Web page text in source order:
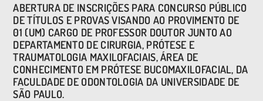
ABERTURA DE INSCRIÇÕES PARA CONCURSO PÚBLICO
DE TÍTULOS E PROVAS VISANDO AO PROVIMENTO DE
01 (UM) CARGO DE PROFESSOR DOUTOR JUNTO AO
DEPARTAMENTO DE CIRURGIA, PRÓTESE E
TRAUMATOLOGIA MAXILOFACIAIS, ÁREA DE
CONHECIMENTO EM PRÓTESE BUCOMAXILOFACIAL, DA
FACULDADE DE ODONTOLOGIA DA UNIVERSIDADE DE
SÃO PAULO.